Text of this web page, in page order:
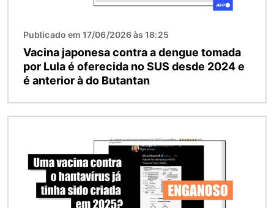
Publicado em 17/06/2026 às 18:25
Vacina japonesa contra a dengue tomada
por Lula é oferecida no SUS desde 2024 e
é anterior à do Butantan